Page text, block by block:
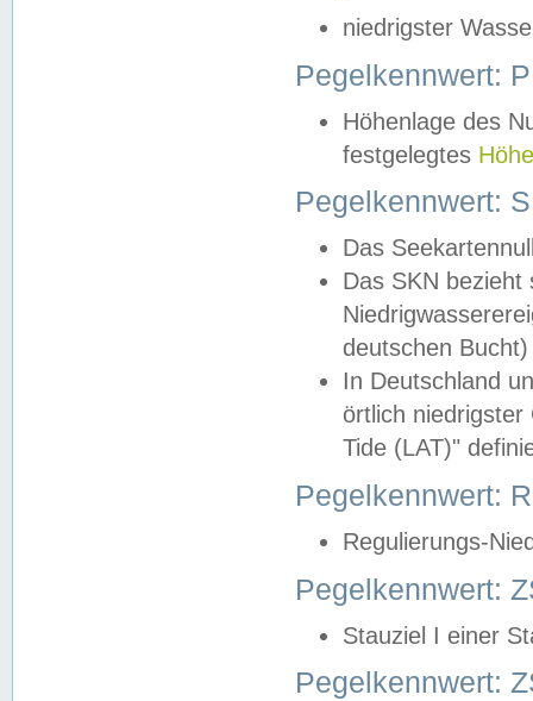
niedrigster
Pegelkennwert:
Höhenlage des
festgelegtes
Pegelkennwert:
Das
Das SKN
deutschen
In Deutschland
örtlich
Tide (LAT)"
Pegelkennwert:
Regulierungs-
Pegelkennwert:
Stauziel I einer
Pegelkennwert: